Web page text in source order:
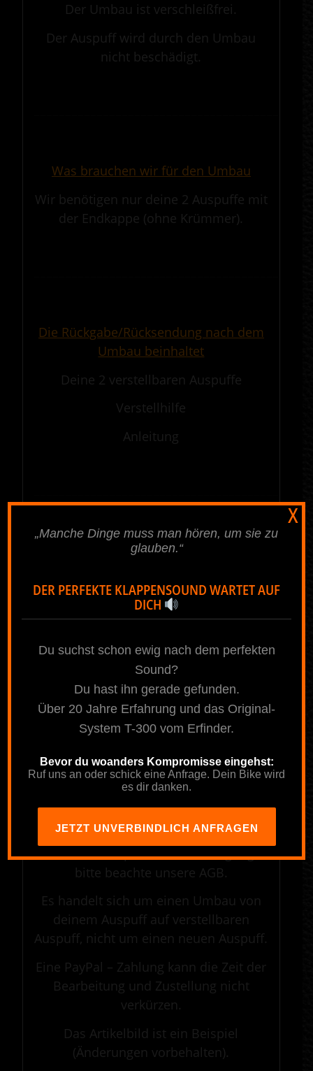
Der Umbau ist verschleißfrei.
Der Auspuff wird durch den Umbau
nicht beschädigt.
Was brauchen wir für den Umbau
Wir benötigen nur deine 2 Auspuffe mit
der Endkappe (ohne Krümmer).
Die Rückgabe/Rücksendung nach dem
Umbau beinhaltet
Deine 2 verstellbaren Auspuffe
Verstellhilfe
Anleitung
Was ist bei deiner Zahlung zu beachten
Bestellers und die Auftragsnummer
(wird nach der Onlinebestellung
gesendet) mit angeben werden, damit
eine sichere und schnelle Zuordnung
deiner Zahlung erfolgen kann.
.
Hinweis
Bei diesem Angebot handelt es sich um
eine kundenspezifische Anfertigung,
bitte beachte unsere AGB.
Es handelt sich um einen Umbau von
deinem Auspuff auf verstellbaren
Auspuff, nicht um einen neuen Auspuff.
Eine PayPal – Zahlung kann die Zeit der
Bearbeitung und Zustellung nicht
verkürzen.
Das Artikelbild ist ein Beispiel
(Änderungen vorbehalten).
„Manche Dinge muss man hören, um sie zu
glauben.“
DER PERFEKTE KLAPPENSOUND WARTET AUF
DICH
Du suchst schon ewig nach dem perfekten
Sound?
Du hast ihn gerade gefunden.
Über 20 Jahre Erfahrung und das Original-
System T-300 vom Erfinder.
Bevor du woanders Kompromisse eingehst:
Ruf uns an oder schick eine Anfrage. Dein Bike wird
es dir danken.
JETZT UNVERBINDLICH ANFRAGEN
X